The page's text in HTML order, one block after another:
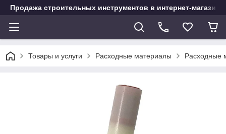
Продажа строительных инструментов в интернет-магазине
Товары и услуги Расходные материалы Расходные